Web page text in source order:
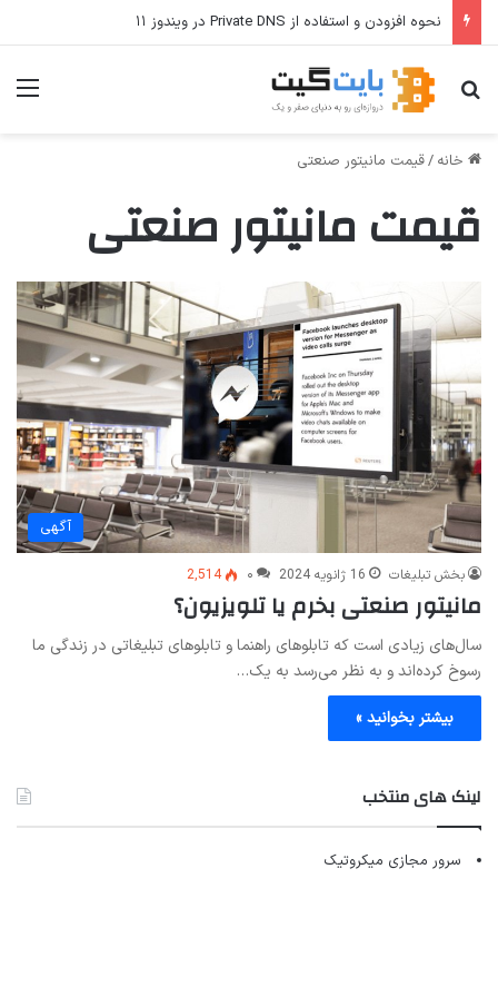
نحوه افزودن و استفاده از Private DNS در ویندوز ۱۱
جستجو برای
خانه /قیمت مانیتور صنعتی
قیمت مانیتور صنعتی
آگهی
بخش تبلیغات 16 ژانویه 2024 ۰ 2,514
مانیتور صنعتی بخرم یا تلویزیون؟
سال‌های زیادی است که تابلوهای راهنما و تابلوهای تبلیغاتی در زندگی ما
رسوخ کرده‌اند و به نظر می‌رسد به یک…
بیشتر بخوانید »
لینک های منتخب
سرور مجازی میکروتیک